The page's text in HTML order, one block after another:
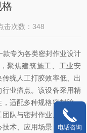
击次数：348
款专为各类密封作业设计
聚焦建筑施工、工业安
统人工打胶效率低、出
业痛点。该设备采用精
适配多种规格密封胶，
队与密封作业人员的辅
术、应用场景、产品优
电话咨询